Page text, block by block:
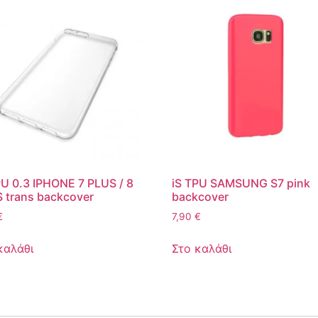
0.3 IPHONE 7 PLUS / 8
trans backcover
iS TPU SAMSUNG S7 pink
backcover
7,90€
Στο καλάθι